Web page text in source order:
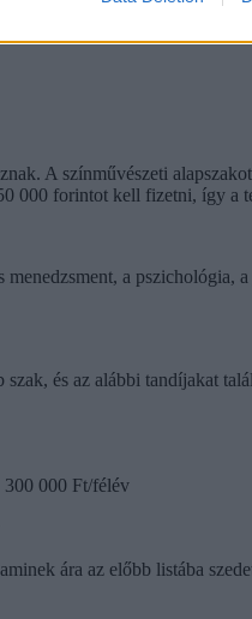
A színművészeti
000 forintot kell fizetni, így a
a
és az alábbi tandíjakat
300 000 Ft/félév
ára az előbb listába